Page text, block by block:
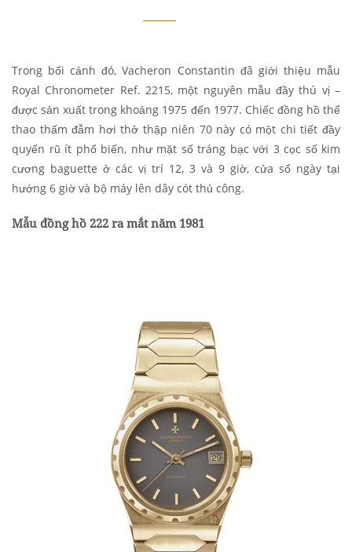
Trong bối cảnh đó, Vacheron Constantin đã giới thiệu mẫu
Royal Chronometer Ref. 2215, một nguyên mẫu đầy thú vị –
được sản xuất trong khoảng 1975 đến 1977. Chiếc đồng hồ thể
thao thấm đẫm hơi thở thập niên 70 này có một chi tiết đầy
quyến rũ ít phổ biến, như mặt số tráng bạc với 3 cọc số kim
cương baguette ở các vị trí 12, 3 và 9 giờ, cửa sổ ngày tại
hướng 6 giờ và bộ máy lên dây cót thủ công.
Mẫu đồng hồ 222 ra mắt năm 1981